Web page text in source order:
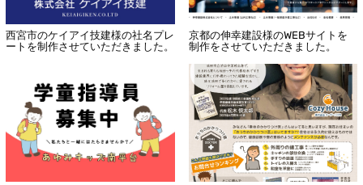
西宮市のケイアイ技建様の社名プレ
ートを制作させていただきました。
京都の伸幸建設様のWEBサイトを
制作をさせていただきました。